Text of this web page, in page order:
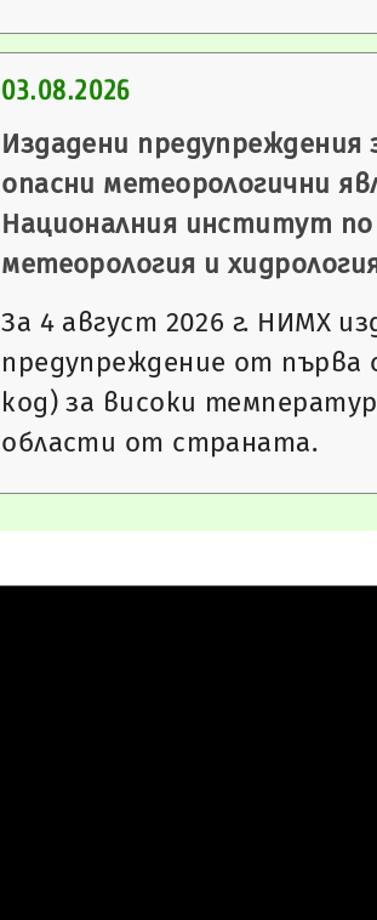
03.08.2026
Издадени предупреждения
опасни метеорологични
Националния институт по
метеорология и
За 4 август 2026 г. НИМХ
предупреждение от
код) за високи
области от страната.